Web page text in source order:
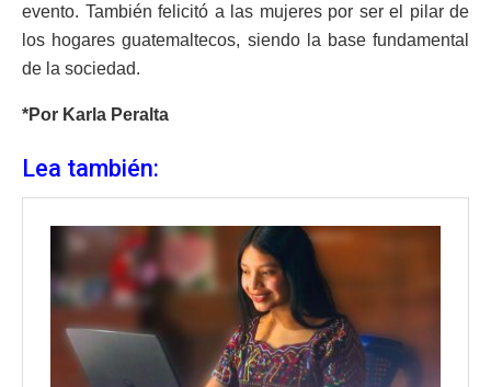
evento. También felicitó a las mujeres por ser el pilar de
los hogares guatemaltecos, siendo la base fundamental
de la sociedad.
*Por Karla Peralta
Lea también: